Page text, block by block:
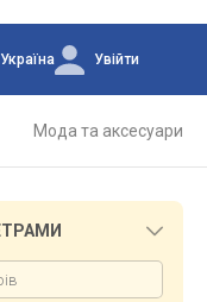
Україна Увійти
Мода та аксесуари